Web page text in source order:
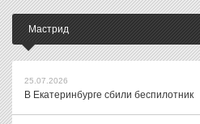
Мастрид
25.07.2026
В Екатеринбурге сбили беспилотник